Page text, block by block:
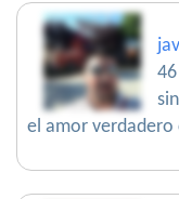
el amor verdadero